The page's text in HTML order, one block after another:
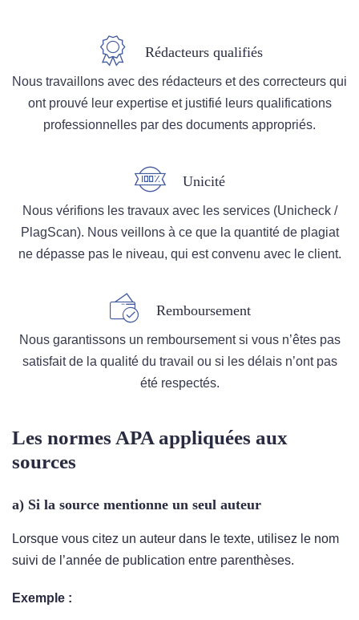
Rédacteurs qualifiés
Nous travaillons avec des rédacteurs et des correcteurs qui
ont prouvé leur expertise et justifié leurs qualifications
professionnelles par des documents appropriés.
Unicité
Nous vérifions les travaux avec les services (Unicheck /
PlagScan). Nous veillons à ce que la quantité de plagiat
ne dépasse pas le niveau, qui est convenu avec le client.
Remboursement
Nous garantissons un remboursement si vous n’êtes pas
satisfait de la qualité du travail ou si les délais n’ont pas
été respectés.
Les normes APA appliquées aux
sources
a) Si la source mentionne un seul auteur
Lorsque vous citez un auteur dans le texte, utilisez le nom
suivi de l’année de publication entre parenthèses.
Exemple :